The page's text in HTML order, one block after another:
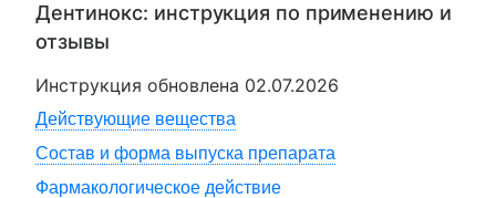
Дентинокс: инструкция по применению и
отзывы
Инструкция обновлена 02.07.2026
Действующие вещества
Состав и форма выпуска препарата
Фармакологическое действие